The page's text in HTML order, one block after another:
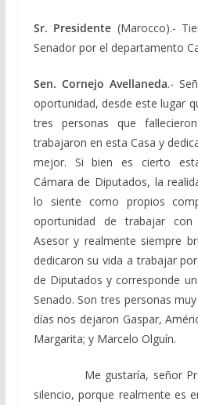
Sr. Presidente (Marocco).-
Senador por el departamento
Sen. Cornejo Avellaneda.-
oportunidad, desde este lugar
tres personas que
trabajaron en esta Casa y
mejor. Si bien es cierto
Cámara de Diputados, la
lo siente como propios
oportunidad de trabajar
Asesor y realmente siempre
dedicaron su vida a trabajar
de Diputados y corresponde
Senado. Son tres personas
días nos dejaron Gaspar,
Margarita; y Marcelo Olguín.
Me gustaría, señor
silencio, porque realmente es